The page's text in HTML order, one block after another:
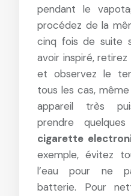
pendant le
procédez de la
cinq fois de suite
avoir inspiré,
et observez le
tous les cas,
appareil très
prendre
cigarette
exemple, évitez
l’eau pour ne
batterie. Pour